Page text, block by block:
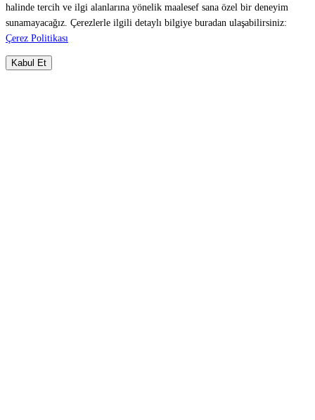
halinde tercih ve ilgi alanlarına yönelik maalesef sana özel bir deneyim
sunamayacağız. Çerezlerle ilgili detaylı bilgiye buradan ulaşabilirsiniz:
Çerez Politikası
Kabul Et